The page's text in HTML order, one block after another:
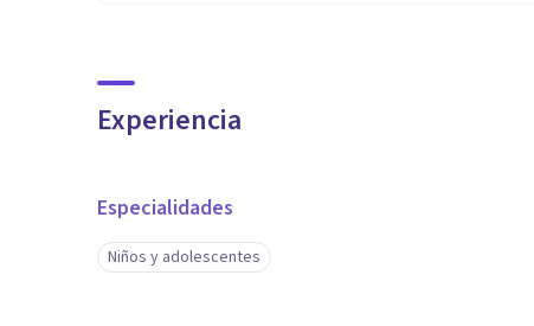
Experiencia
Especialidades
Niños y adolescentes